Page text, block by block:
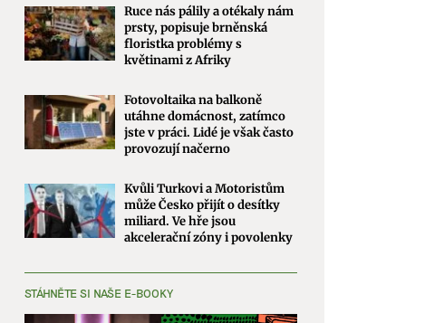
Ruce nás pálily a otékaly nám
prsty, popisuje brněnská
floristka problémy s
květinami z Afriky
Fotovoltaika na balkoně
utáhne domácnost, zatímco
jste v práci. Lidé je však často
provozují načerno
Kvůli Turkovi a Motoristům
může Česko přijít o desítky
miliard. Ve hře jsou
akcelerační zóny i povolenky
STÁHNĚTE SI NAŠE E-BOOKY